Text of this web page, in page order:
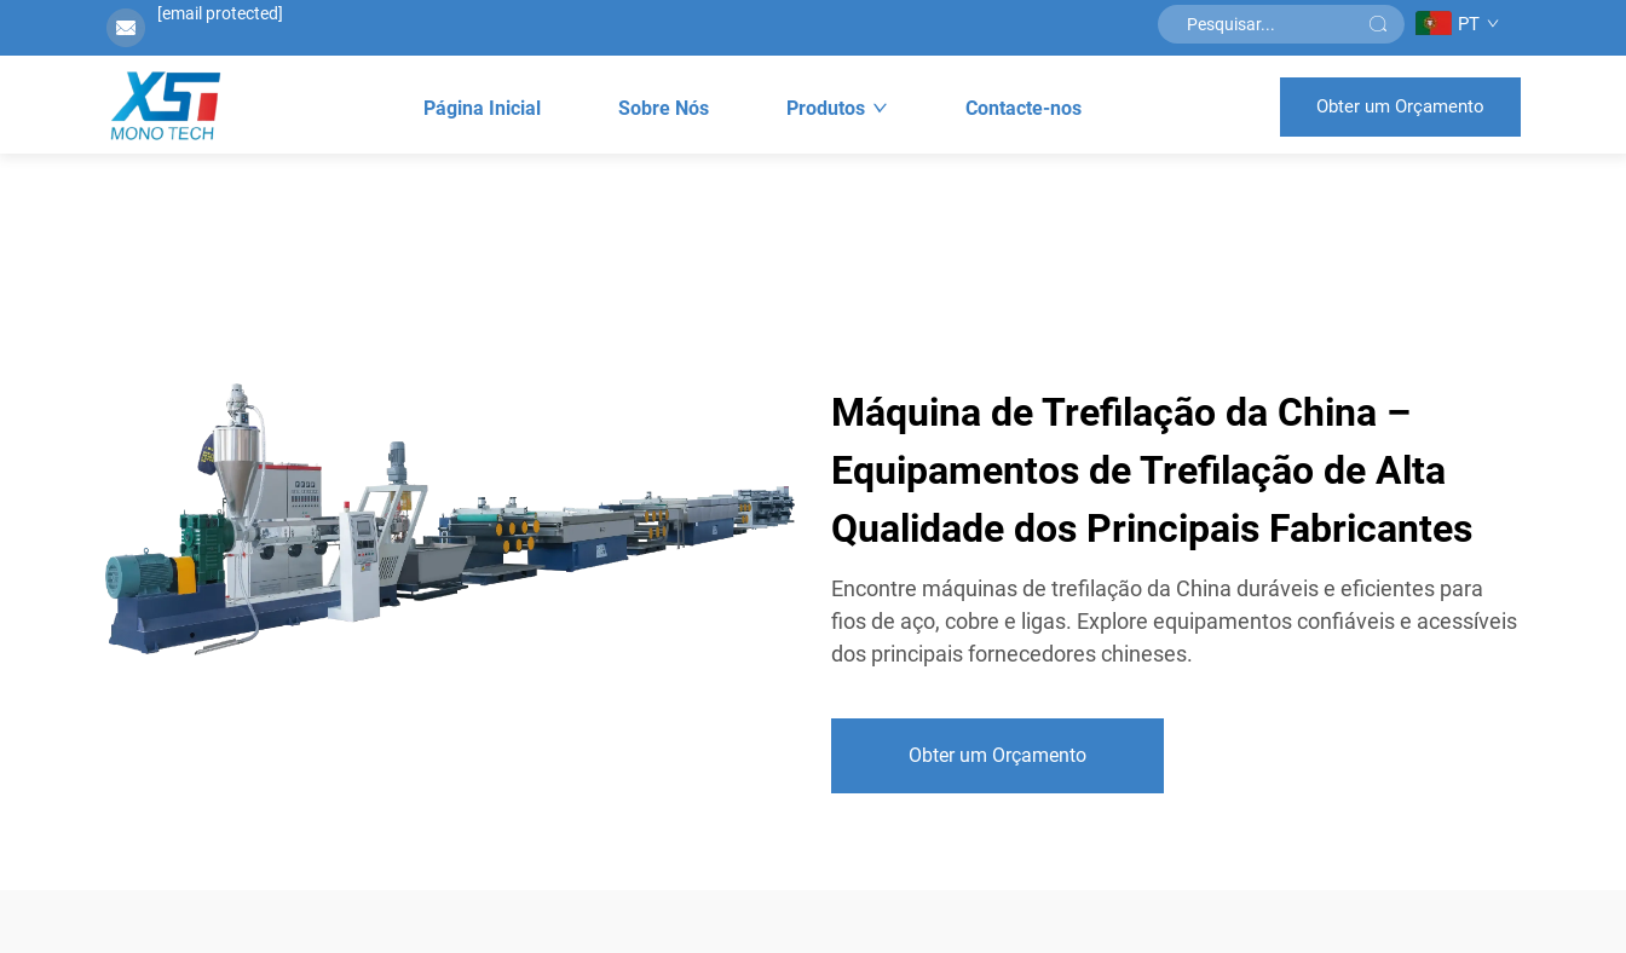
[email protected] PT
Página Inicial Sobre Nós Produtos Contacte-nos Obter um Orçamento
Máquina de Trefilação da China –
Equipamentos de Trefilação de Alta
Qualidade dos Principais Fabricantes
Encontre máquinas de trefilação da China duráveis e eficientes para
fios de aço, cobre e ligas. Explore equipamentos confiáveis e acessíveis
dos principais fornecedores chineses.
Obter um Orçamento